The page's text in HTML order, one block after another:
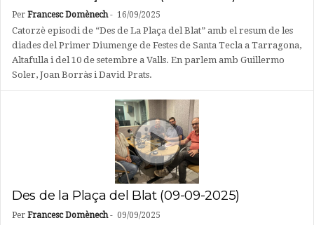
Per Francesc Domènech- 16/09/2025
Catorzè episodi de “Des de La Plaça del Blat” amb el resum de les
diades del Primer Diumenge de Festes de Santa Tecla a Tarragona,
Altafulla i del 10 de setembre a Valls. En parlem amb Guillermo
Soler, Joan Borràs i David Prats.
Des de la Plaça del Blat (09-09-2025)
Per Francesc Domènech- 09/09/2025